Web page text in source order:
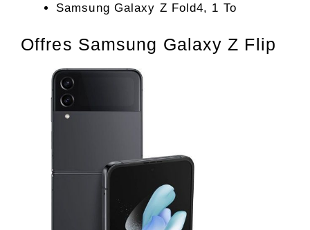
Samsung Galaxy Z Fold4, 1 To
Offres Samsung Galaxy Z Flip